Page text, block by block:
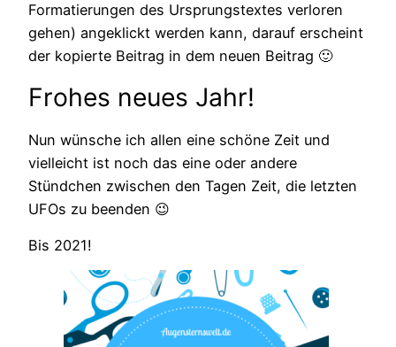
Formatierungen des Ursprungstextes verloren
gehen) angeklickt werden kann, darauf erscheint
der kopierte Beitrag in dem neuen Beitrag 🙂
Frohes neues Jahr!
Nun wünsche ich allen eine schöne Zeit und
vielleicht ist noch das eine oder andere
Stündchen zwischen den Tagen Zeit, die letzten
UFOs zu beenden 😉
Bis 2021!